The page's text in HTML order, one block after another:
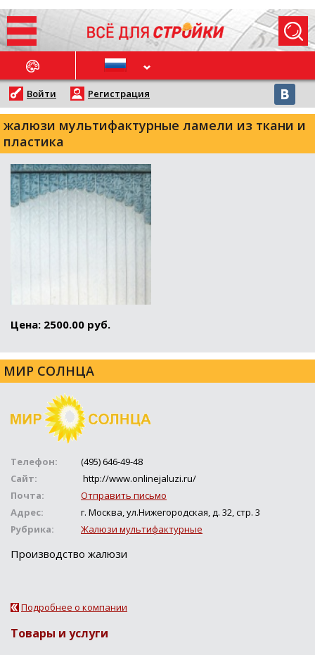
НОВОСТИ
Войти Регистрация
жалюзи мультифактурные ламели из ткани и
пластика
Цена: 2500.00 руб.
МИР СОЛНЦА
Телефон:
(495) 646-49-48
Сайт:
http://www.onlinejaluzi.ru/
Почта:
Отправить письмо
Адрес:
г. Москва, ул.Нижегородская, д. 32, стр. 3
Рубрика:
Жалюзи мультифактурные
Производство жалюзи
Подробнее о компании
Товары и услуги